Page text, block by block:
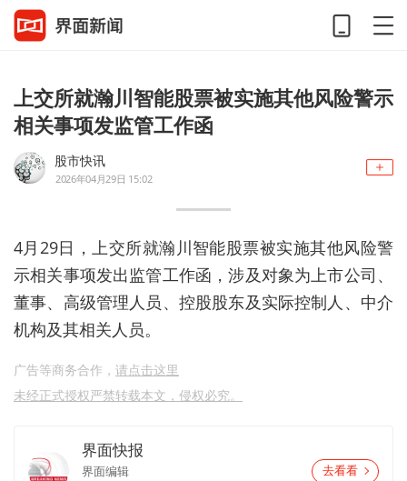
上交所就瀚川智能股票被实施其他风险警示
相关事项发监管工作函
股市快讯
2026年04月29日 15:02
4月29日，上交所就瀚川智能股票被实施其他风险警
示相关事项发出监管工作函，涉及对象为上市公司、
董事、高级管理人员、控股股东及实际控制人、中介
机构及其相关人员。
广告等商务合作， 请点击这里
未经正式授权严禁转载本文，侵权必究。
界面快报
界面编辑
去看看